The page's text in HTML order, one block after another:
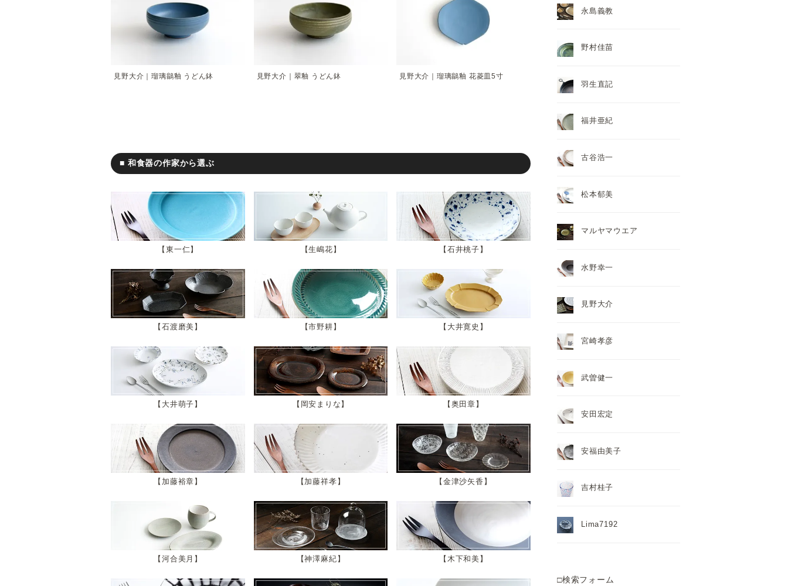
見野大介｜瑠璃鶲釉 うどん鉢 見野大介｜翠釉 うどん鉢 見野大介｜瑠璃鶲釉 花菱皿5寸
■ 和食器の作家から選ぶ
東一仁 生嶋花 石井桃子
石渡磨美 市野耕 大井寛史
大井萌子 岡安まりな 奥田章
加藤裕章 加藤祥孝 金津沙矢香
河合美月 神澤麻紀 木下和美
永島義教
野村佳苗
羽生直記
福井亜紀
古谷浩一
松本郁美
マルヤマウエア
水野幸一
見野大介
宮崎孝彦
武曽健一
安田宏定
安福由美子
吉村桂子
Lima7192
□検索フォーム